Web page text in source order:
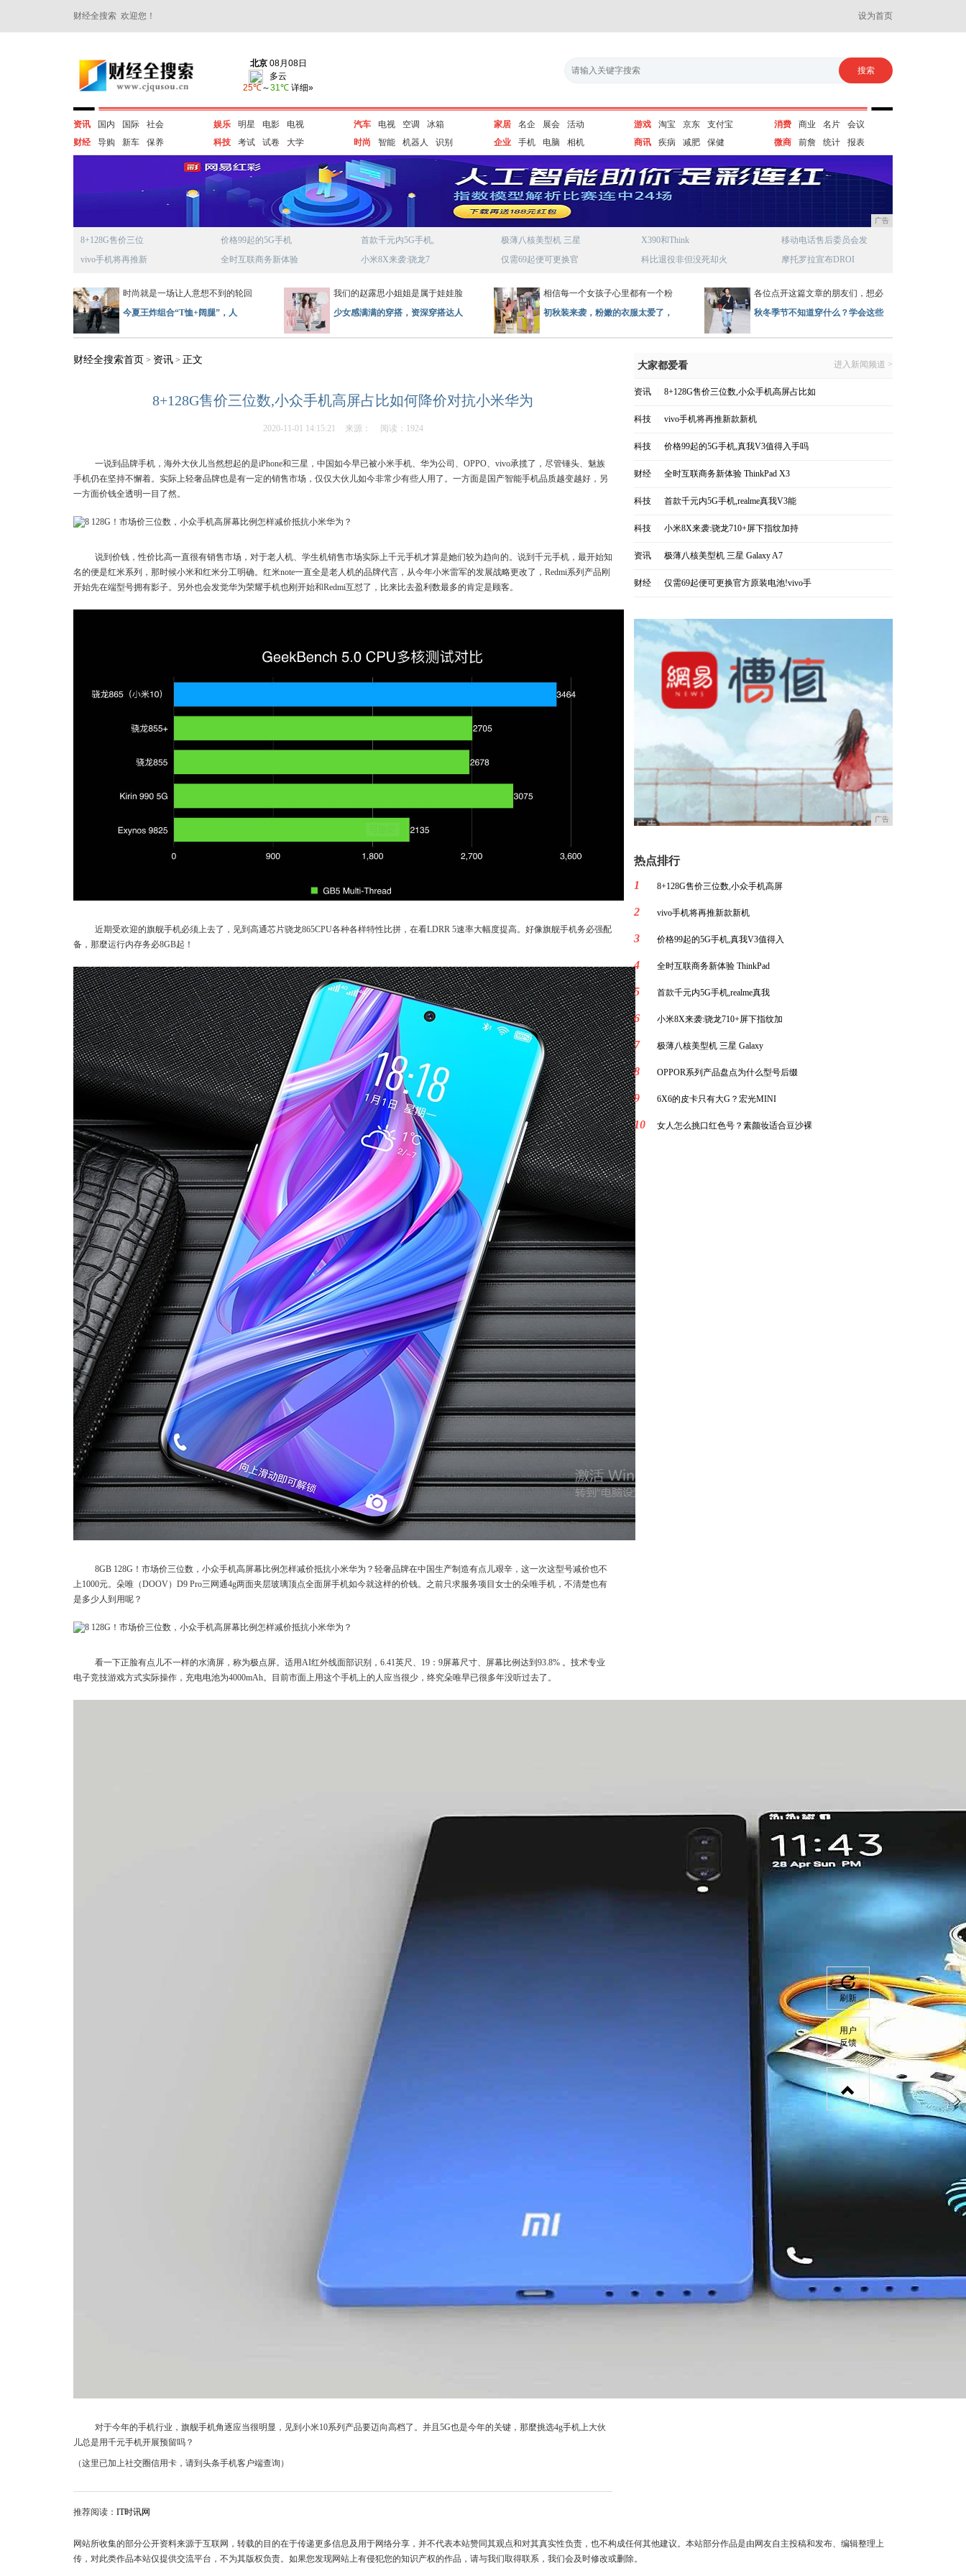
财经全搜索 欢迎您！ 设为首页
资讯 国内 国际
社会
财经
导购 新车 保养
娱乐 明星 电影
电视
科技
考试 试卷 大学
汽车 电视 空调
冰箱
时尚
智能 机器人 识别
家居 名企 展会
活动
企业
手机 电脑 相机
游戏 淘宝 京东
支付宝
商讯
疾病 减肥 保健
消费 商业 名片
会议
微商
前詹 统计 报表
广告
8+128G售价三位
vivo手机将再推新
价格99起的5G手机
全时互联商务新体验
首款千元内5G手机,
小米8X来袭:骁龙7
极薄八核美型机 三星
仅需69起便可更换官
X390和Think
科比退役非但没死却火
移动电话售后委员会发
摩托罗拉宣布DROI
时尚就是一场让人意想不到的轮回
今夏王炸组合“T恤+阔腿”，人
我们的赵露思小姐姐是属于娃娃脸
少女感满满的穿搭，资深穿搭达人
相信每一个女孩子心里都有一个粉
初秋装来袭，粉嫩的衣服太爱了，
各位点开这篇文章的朋友们，想必
秋冬季节不知道穿什么？学会这些
财经全搜索首页 > 资讯 > 正文
8+128G售价三位数,小众手机高屏占比如何降价对抗小米华为
2020-11-01 14:15:21 来源： 阅读：1924
一说到品牌手机，海外大伙儿当然想起的是iPhone和三星，中国如今早已被小米手机、华为公司、OPPO、vivo承揽了，尽管锤头、魅族
手机仍在坚持不懈着。实际上轻奢品牌也是有一定的销售市场，仅仅大伙儿如今非常少有些人用了。一方面是国产智能手机品质越变越好，另
一方面价钱全透明一目了然。
说到价钱，性价比高一直很有销售市场，对于老人机、学生机销售市场实际上千元手机才算是她们较为趋向的。说到千元手机，最开始知
名的便是红米系列，那时候小米和红米分工明确。红米note一直全是老人机的品牌代言，从今年小米雷军的发展战略更改了，Redmi系列产品刚
开始先在端型号拥有影子。另外也会发觉华为荣耀手机也刚开始和Redmi互怼了，比来比去盈利数最多的肯定是顾客。
近期受欢迎的旗舰手机必须上去了，见到高通芯片骁龙865CPU各种各样特性比拼，在看LDRR 5速率大幅度提高。好像旗舰手机务必强配
备，那麼运行内存务必8GB起！
8GB 128G！市场价三位数，小众手机高屏幕比例怎样减价抵抗小米华为？轻奢品牌在中国生产制造有点儿艰辛，这一次这型号减价也不
上1000元。朵唯（DOOV）D9 Pro三网通4g两面夹层玻璃顶点全面屏手机如今就这样的价钱。之前只求服务项目女士的朵唯手机，不清楚也有
是多少人到用呢？
看一下正脸有点儿不一样的水滴屏，称为极点屏。适用AI红外线面部识别，6.41英尺、19：9屏幕尺寸、屏幕比例达到93.8% 。技术专业
电子竞技游戏方式实际操作，充电电池为4000mAh。目前市面上用这个手机上的人应当很少，终究朵唯早已很多年没听过去了。
对于今年的手机行业，旗舰手机角逐应当很明显，见到小米10系列产品要迈向高档了。并且5G也是今年的关键，那麼挑选4g手机上大伙
儿总是用千元手机开展预留吗？
（这里已加上社交圈信用卡，请到头条手机客户端查询）
推荐阅读： IT时讯网
大家都爱看 进入新闻频道 >
资讯 8+128G售价三位数,小众手机高屏占比如
科技 vivo手机将再推新款新机
科技 价格99起的5G手机,真我V3值得入手吗
财经 全时互联商务新体验 ThinkPad X3
科技 首款千元内5G手机,realme真我V3能
科技 小米8X来袭:骁龙710+屏下指纹加持
资讯 极薄八核美型机 三星 Galaxy A7
财经 仅需69起便可更换官方原装电池!vivo手
广告
热点排行
1
8+128G售价三位数,小众手机高屏
2 vivo手机将再推新款新机
3 价格99起的5G手机,真我V3值得入
4 全时互联商务新体验 ThinkPad
5 首款千元内5G手机,realme真我
6 小米8X来袭:骁龙710+屏下指纹加
7 极薄八核美型机 三星 Galaxy
8 OPPOR系列产品盘点为什么型号后缀
9 6X6的皮卡只有大G？宏光MINI
10 女人怎么挑口红色号？素颜妆适合豆沙裸
网站所收集的部分公开资料来源于互联网，转载的目的在于传递更多信息及用于网络分享，并不代表本站赞同其观点和对其真实性负责，也不构成任何其他建议。本站部分作品是由网友自主投稿和发布、编辑整理上
传，对此类作品本站仅提供交流平台，不为其版权负责。如果您发现网站上有侵犯您的知识产权的作品，请与我们取得联系，我们会及时修改或删除。
刷新
用户
反馈